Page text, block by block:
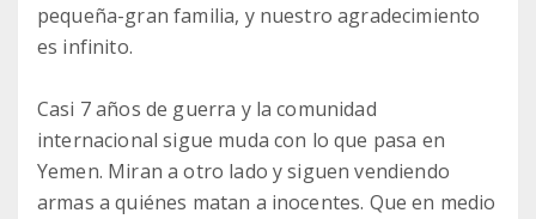
pequeña-gran familia, y nuestro agradecimiento
es infinito.
Casi 7 años de guerra y la comunidad
internacional sigue muda con lo que pasa en
Yemen. Miran a otro lado y siguen vendiendo
armas a quiénes matan a inocentes. Que en medio